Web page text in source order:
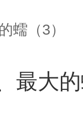
蠕（3）
最大